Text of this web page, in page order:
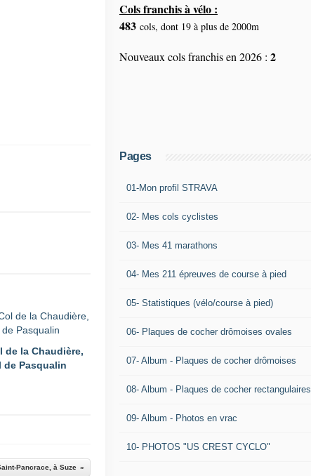
de la Chaudière,
de Pasqualin
Pancrace, à Suze
Cols franchis à vélo :
483 cols, dont 19 à plus de 2000m
Nouveaux cols franchis en 2026 : 2
Pages
01-Mon profil STRAVA
02- Mes cols cyclistes
03- Mes 41 marathons
04- Mes 211 épreuves de course à pied
05- Statistiques (vélo/course à pied)
06- Plaques de cocher drômoises ovales
07- Album - Plaques de cocher drômoises
08- Album - Plaques de cocher rectangulaires
09- Album - Photos en vrac
10- PHOTOS "US CREST CYCLO"